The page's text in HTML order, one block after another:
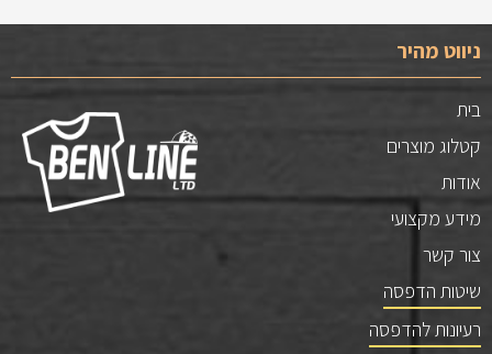
ניווט מהיר
בית
קטלוג מוצרים
אודות
מידע מקצועי
צור קשר
שיטות הדפסה
רעיונות להדפסה